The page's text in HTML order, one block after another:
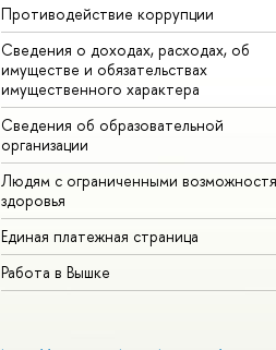
Противодействие коррупции
Сведения о доходах, расходах, об
имуществе и обязательствах
имущественного характера
Сведения об образовательной
организации
Людям с ограниченными
здоровья
Единая платежная страница
Работа в Вышке